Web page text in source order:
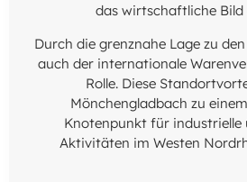
das wirtschaftliche Bild
Durch die grenznahe Lage zu
auch der internationale
Rolle. Diese
Mönchengladbach zu
Knotenpunkt für industrielle
Aktivitäten im Westen